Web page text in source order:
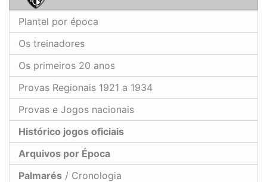
Plantel por época
Os treinadores
Os primeiros 20 anos
Provas Regionais 1921 a 1934
Provas e Jogos nacionais
Histórico jogos oficiais
Arquivos por Época
Palmarés / Cronologia